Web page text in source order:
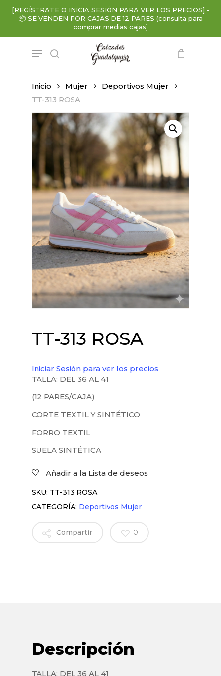
content
[REGÍSTRATE O INICIA SESIÓN PARA VER LOS PRECIOS] -
📦 SE VENDEN POR CAJAS DE 12 PARES (consulta para
comprar medias cajas)
search
Menu
Inicio Mujer
Deportivos Mujer
TT-313 ROSA
TT-313 ROSA
Iniciar Sesión para ver los precios
TALLA: DEL 36 AL 41
(12 PARES/CAJA)
CORTE TEXTIL Y SINTÉTICO
FORRO TEXTIL
SUELA SINTÉTICA
Añadir a la Lista de deseos
SKU: TT-313 ROSA
CATEGORÍA: Deportivos Mujer
Compartir 0
Descripción
TALLA: DEL 36 AL 41